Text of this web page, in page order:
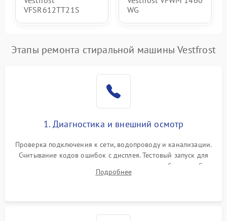
VFSR612TT21S
WG
Этапы ремонта стиральной машины Vestfrost
1. Диагностика и внешний осмотр
Проверка подключения к сети, водопроводу и канализации.
Считывание кодов ошибок с дисплея. Тестовый запуск для
выявления посторонних шумов, протечек или сбоев в работе
электронного модуля управления.
Подробнее